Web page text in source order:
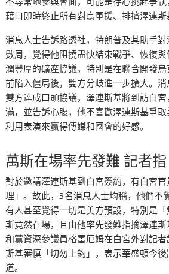
藉口即時終止所有對烏軍援、排擠澤連斯
消息人士告訴路透社，特朗普及其助手
數周，覺得他阻撓盡快結束戰爭、恢復
潤豐厚的礦產協議，特別是在聯合開發
前陷入僵局後，雙方分歧進一步擴大。
雙方達成口頭協議，澤連斯基將到訪白
滿，並告訴心腹，他不喜歡澤連斯基爭
利用表演來贏得傳媒和國會的好感。
萬斯在場率先發難 記者指
對於邀請澤連斯基到白宮簽約，有白宮
理」。故此，3名消息人士均稱，他們不
有人甚至覺得一切是美方預設，特別是
斯竟然在場，且由他率先發難指摘澤連
和黨資深參議員格雷厄姆在白宮外對記
斯基審慎「切勿上鈎」，表示華盛頓今
道。